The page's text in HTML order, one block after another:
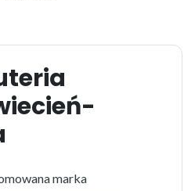
marka